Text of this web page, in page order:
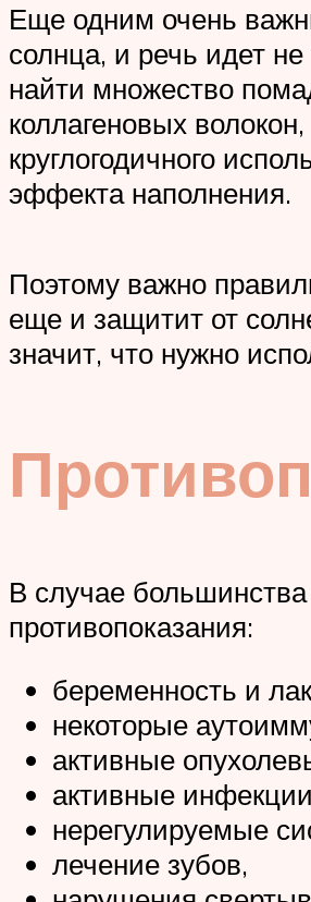
Еще одним очень
солнца, и речь идет
найти множество
коллагеновых
круглогодичного
эффекта наполнения.
Поэтому важно
еще и защитит от
значит, что нужно
В случае
противопоказания:
беременность и
некоторые
активные
активные
нерегулируемые
лечение зубов,